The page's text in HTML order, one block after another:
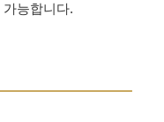
능합니다.